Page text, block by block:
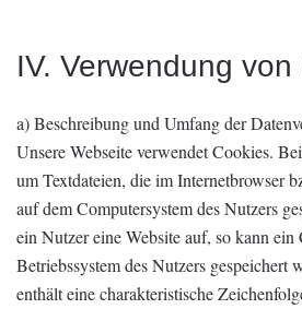
IV. Verwendung von
a) Beschreibung und Umfang der
Unsere Webseite verwendet Cookies.
um Textdateien, die im Internetbrowser
auf dem Computersystem des Nutzers
ein Nutzer eine Website auf, so kann
Betriebssystem des Nutzers gespeichert
enthält eine charakteristische